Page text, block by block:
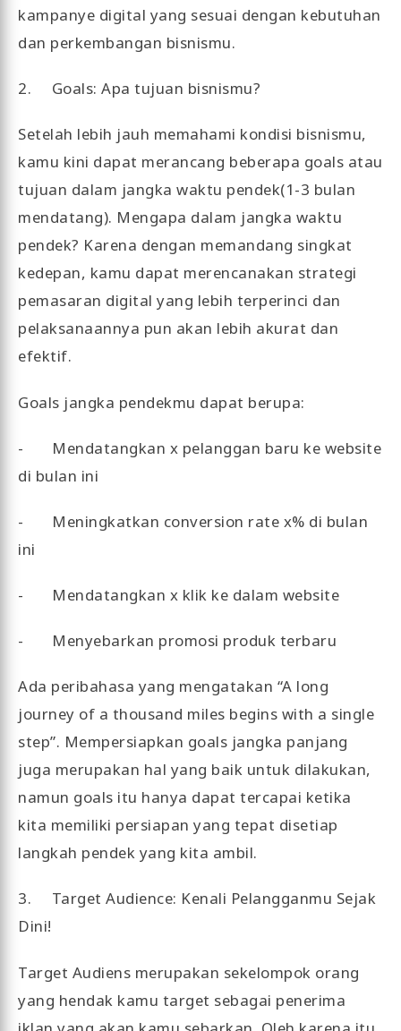
kampanye digital yang sesuai dengan kebutuhan
dan perkembangan bisnismu.
2. Goals: Apa tujuan bisnismu?
Setelah lebih jauh memahami kondisi bisnismu,
kamu kini dapat merancang beberapa goals atau
tujuan dalam jangka waktu pendek(1-3 bulan
mendatang). Mengapa dalam jangka waktu
pendek? Karena dengan memandang singkat
kedepan, kamu dapat merencanakan strategi
pemasaran digital yang lebih terperinci dan
pelaksanaannya pun akan lebih akurat dan
efektif.
Goals jangka pendekmu dapat berupa:
- Mendatangkan x pelanggan baru ke website
di bulan ini
- Meningkatkan conversion rate x% di bulan
ini
- Mendatangkan x klik ke dalam website
- Menyebarkan promosi produk terbaru
Ada peribahasa yang mengatakan “A long
journey of a thousand miles begins with a single
step”. Mempersiapkan goals jangka panjang
juga merupakan hal yang baik untuk dilakukan,
namun goals itu hanya dapat tercapai ketika
kita memiliki persiapan yang tepat disetiap
langkah pendek yang kita ambil.
3. Target Audience: Kenali Pelangganmu Sejak
Dini!
Target Audiens merupakan sekelompok orang
yang hendak kamu target sebagai penerima